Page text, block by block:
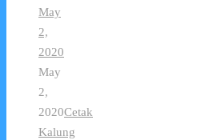
May
2,
2020
May
2,
2020Cetak
Kalung